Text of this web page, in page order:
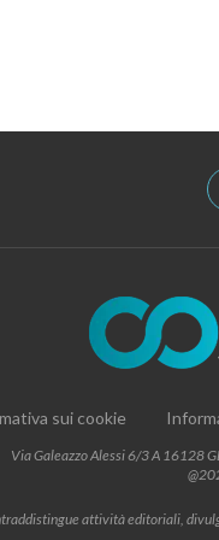
sui cookie
Via Galeazzo Alessi 6/3 A 16128
attività editoriali,